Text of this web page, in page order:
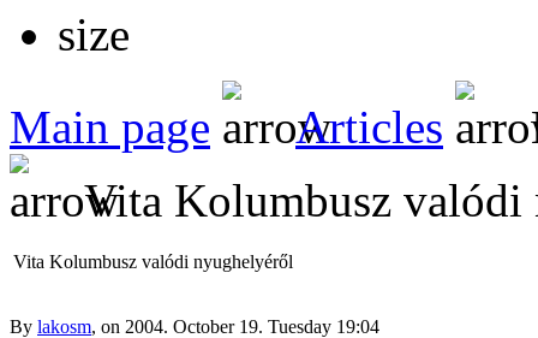
Main page Articles
Vita Kolumbusz valódi
Vita Kolumbusz valódi nyughelyéről
By lakosm, on 2004. October 19. Tuesday 19:04